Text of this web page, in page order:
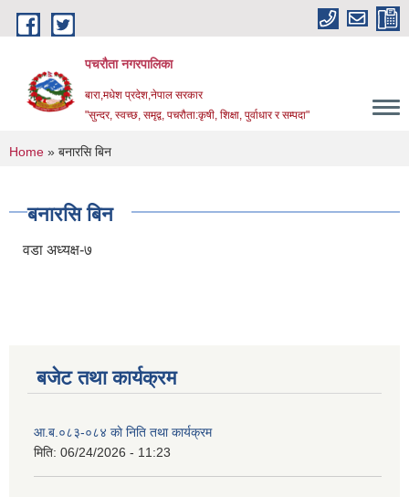
Skip to main content
पचरौता नगरपालिका
बारा,मधेश प्रदेश,नेपाल सरकार
"सुन्दर, स्वच्छ, समृद्व, पचरौता:कृषी, शिक्षा, पुर्वाधार र सम्पदा"
You are here
Home » बनारसि बिन
बनारसि बिन
वडा अध्यक्ष-७
बजेट तथा कार्यक्रम
आ.ब.०८३-०८४ काे निति तथा कार्यक्रम
मिति: 06/24/2026 - 11:23